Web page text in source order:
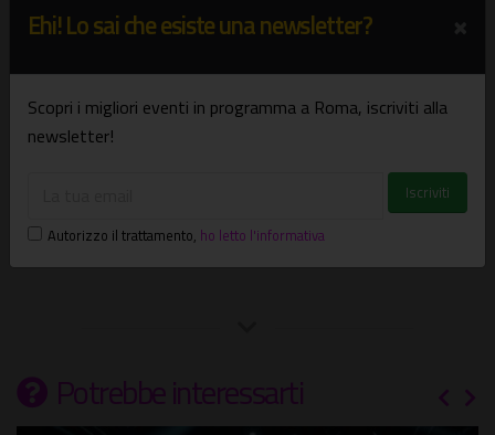
Potrebbe interessarti
Ehi! Lo sai che esiste una newsletter?
Scopri i migliori eventi in programma a Roma, iscriviti alla
newsletter!
Autorizzo il trattamento, ho letto l'informativa